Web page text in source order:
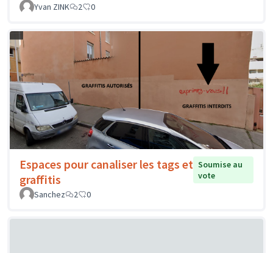
Yvan ZINK 2 0
Espaces pour canaliser les tags et
graffitis
Soumise au
vote
Sanchez
2 0